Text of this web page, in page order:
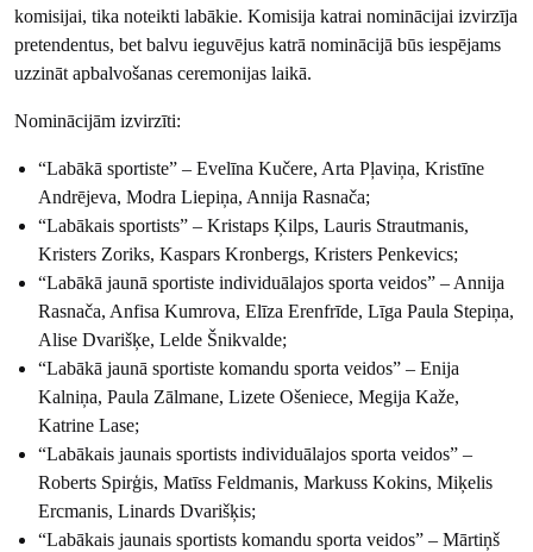
komisijai, tika noteikti labākie. Komisija katrai nominācijai izvirzīja
pretendentus, bet balvu ieguvējus katrā nominācijā būs iespējams
uzzināt apbalvošanas ceremonijas laikā.
Nominācijām izvirzīti:
“Labākā sportiste” – Evelīna Kučere, Arta Pļaviņa, Kristīne
Andrējeva, Modra Liepiņa, Annija Rasnača;
“Labākais sportists” – Kristaps Ķilps, Lauris Strautmanis,
Kristers Zoriks, Kaspars Kronbergs, Kristers Penkevics;
“Labākā jaunā sportiste individuālajos sporta veidos” – Annija
Rasnača, Anfisa Kumrova, Elīza Erenfrīde, Līga Paula Stepiņa,
Alise Dvarišķe, Lelde Šnikvalde;
“Labākā jaunā sportiste komandu sporta veidos” – Enija
Kalniņa, Paula Zālmane, Lizete Ošeniece, Megija Kaže,
Katrine Lase;
“Labākais jaunais sportists individuālajos sporta veidos” –
Roberts Spirģis, Matīss Feldmanis, Markuss Kokins, Miķelis
Ercmanis, Linards Dvarišķis;
“Labākais jaunais sportists komandu sporta veidos” – Mārtiņš